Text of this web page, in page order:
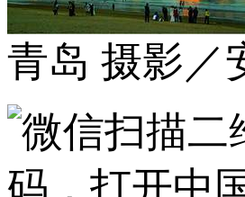
青岛 摄影／